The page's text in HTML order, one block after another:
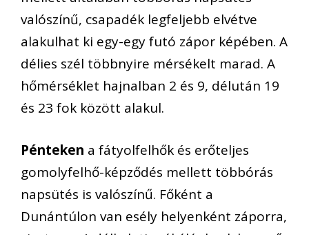
valószínű, csapadék legfeljebb elvétve
alakulhat ki egy-egy futó zápor képében. A
délies szél többnyire mérsékelt marad. A
hőmérséklet hajnalban 2 és 9, délután 19
és 23 fok között alakul.
Pénteken a fátyolfelhők és erőteljes
gomolyfelhő-képződés mellett többórás
napsütés is valószínű. Főként a
Dunántúlon van esély helyenként záporra,